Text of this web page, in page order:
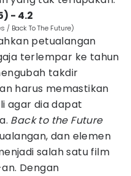
- 4.2
/ Back To The Future)
petualangan
terlempar ke tahun
takdir
harus memastikan
agar dia dapat
Back to the Future
dan elemen
salah satu film
Dengan